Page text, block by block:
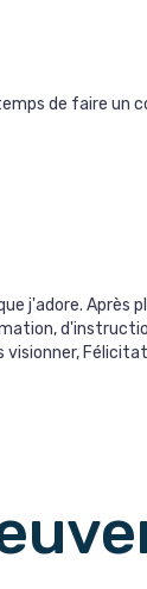
de faire un
j'adore. Après